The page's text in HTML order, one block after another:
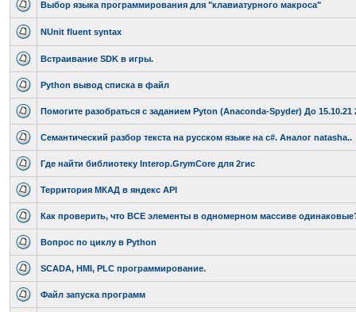
Выбор языка программирования для "клавиатурного макроса"
NUnit fluent syntax
Встраивание SDK в игры.
Python вывод списка в файл
Помогите разобраться с заданием Pyton (Anaconda-Spyder) До 15.10.21
Семантический разбор текста на русском языке на c#. Аналог natasha..
Где найти библиотеку Interop.GrymCore для 2гис
Территория МКАД в яндекс API
Как проверить, что ВСЕ элементы в одномерном массиве
Вопрос по циклу в Python
SCADA, HMI, PLC программирование.
Файл запуска программ